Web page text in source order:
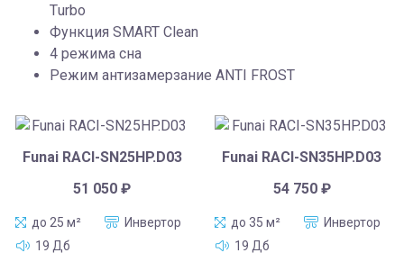
Тurbo
Функция SMART Clean
4 режима сна
Режим антизамерзание ANTI FROST
Funai RACI-SN25HP.D03
51 050₽
до 25 м²
Инвертор
19 Дб
Funai RACI-SN35HP.D03
54 750 ₽
до 35 м²
Инвертор
19 Дб